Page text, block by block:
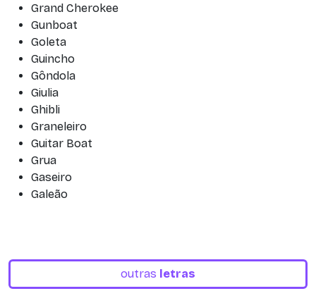
Grand Cherokee
Gunboat
Goleta
Guincho
Gôndola
Giulia
Ghibli
Graneleiro
Guitar Boat
Grua
Gaseiro
Galeão
outras letras